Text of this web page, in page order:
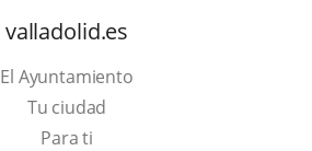
valladolid.es
El Ayuntamiento
Tu ciudad
Para ti